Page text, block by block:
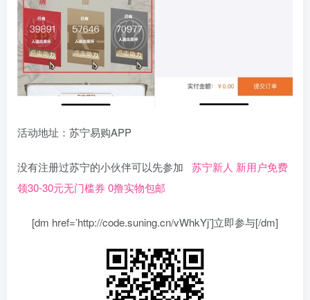
活动地址：苏宁易购APP
没有注册过苏宁的小伙伴可以先参加 苏宁新人 新用户免费
领30-30元无门槛券 0撸实物包邮
[dm href=’http://code.suning.cn/vWhkYj’]立即参与[/dm]